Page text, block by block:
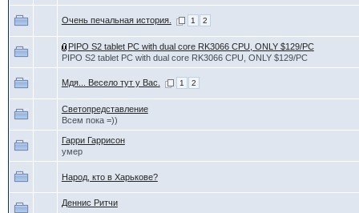
Очень печальная история. 1 2
PIPO S2 tablet PC with dual core RK3066 CPU, ONLY $129/PC
PIPO S2 tablet PC with dual core RK3066 CPU, ONLY $129/PC
Мдя... Весело тут у Вас. 1 2
Светопредставление
Всем пока =))
Гарри Гаррисон
умер
Народ, кто в Харькове?
Деннис Ритчи